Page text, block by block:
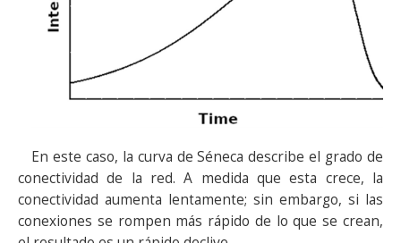
En este caso, la curva de Séneca describe el grado de
conectividad de la red. A medida que esta crece, la
conectividad aumenta lentamente; sin embargo, si las
conexiones se rompen más rápido de lo que se crean,